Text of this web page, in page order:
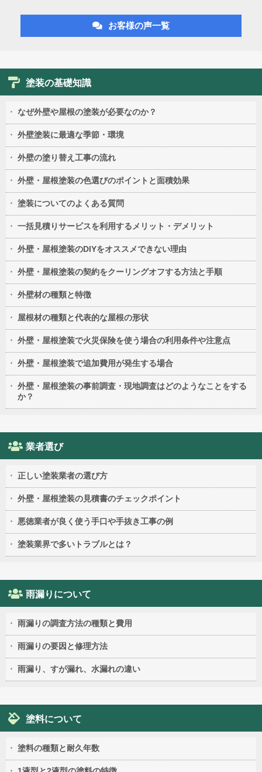
お客様の声一覧
塗装の基礎知識
なぜ外壁や屋根の塗装が必要なのか？
外壁塗装に最適な季節・環境
外壁の塗り替え工事の流れ
外壁・屋根塗装の色選びのポイントと面積効果
塗装についてのよくある質問
一括見積りサービスを利用するメリット・デメリット
外壁・屋根塗装のDIYをオススメできない理由
外壁・屋根塗装の契約をクーリングオフする方法と手順
外壁材の種類と特徴
屋根材の種類と代表的な屋根の形状
外壁・屋根塗装で火災保険を使う場合の利用条件や注意点
外壁・屋根塗装で追加費用が発生する場合
外壁・屋根塗装の事前調査・現地調査はどのようなことをする
か？
業者選び
正しい塗装業者の選び方
外壁・屋根塗装の見積書のチェックポイント
悪徳業者が良く使う手口や手抜き工事の例
塗装業界で多いトラブルとは？
雨漏りについて
雨漏りの調査方法の種類と費用
雨漏りの要因と修理方法
雨漏り、すが漏れ、水漏れの違い
塗料について
塗料の種類と耐久年数